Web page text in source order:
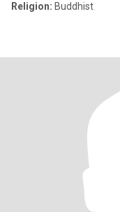
Religion: Buddhist